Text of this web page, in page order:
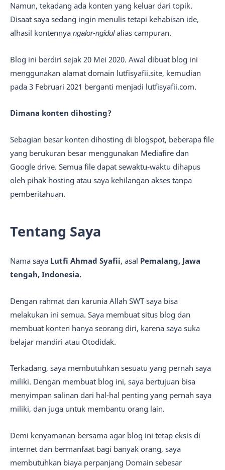
Namun, tekadang ada konten yang keluar dari topik.
Disaat saya sedang ingin menulis tetapi kehabisan ide,
alhasil kontennya ngalor-ngidulalias campuran.
Blog ini berdiri sejak 20 Mei 2020. Awal dibuat blog ini
menggunakan alamat domain lutfisyafii.site, kemudian
pada 3 Februari 2021 berganti menjadi lutfisyafii.com.
Dimana konten dihosting?
Sebagian besar konten dihosting di blogspot, beberapa file
yang berukuran besar menggunakan Mediafire dan
Google drive. Semua file dapat sewaktu-waktu dihapus
oleh pihak hosting atau saya kehilangan akses tanpa
pemberitahuan.
Tentang Saya
Nama saya Lutfi Ahmad Syafii, asal Pemalang, Jawa
tengah, Indonesia.
Dengan rahmat dan karunia Allah SWT saya bisa
melakukan ini semua. Saya membuat situs blog dan
membuat konten hanya seorang diri, karena saya suka
belajar mandiri atau Otodidak.
Terkadang, saya membutuhkan sesuatu yang pernah saya
miliki. Dengan membuat blog ini, saya bertujuan bisa
menyimpan salinan dari hal-hal penting yang pernah saya
miliki, dan juga untuk membantu orang lain.
Demi kenyamanan bersama agar blog ini tetap eksis di
internet dan bermanfaat bagi banyak orang, saya
membutuhkan biaya perpanjang Domain sebesar